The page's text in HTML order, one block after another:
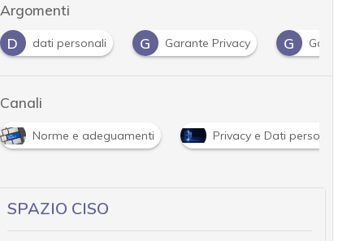
Argomenti
D dati personali G Garante Privacy G Gdpr
Canali
Norme e adeguamenti Privacy e Dati personali
SPAZIO CISO